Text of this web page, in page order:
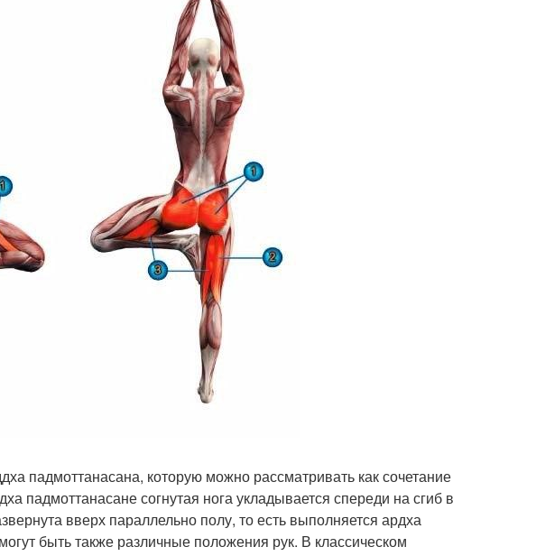
падмоттанасана, которую можно рассматривать как сочетание
падмоттанасане согнутая нога укладывается спереди на сгиб в
вверх параллельно полу, то есть выполняется ардха
быть также различные положения рук. В классическом